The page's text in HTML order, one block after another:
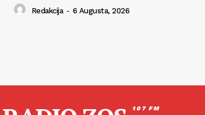
Redakcija - 6 Augusta, 2026
107 FM